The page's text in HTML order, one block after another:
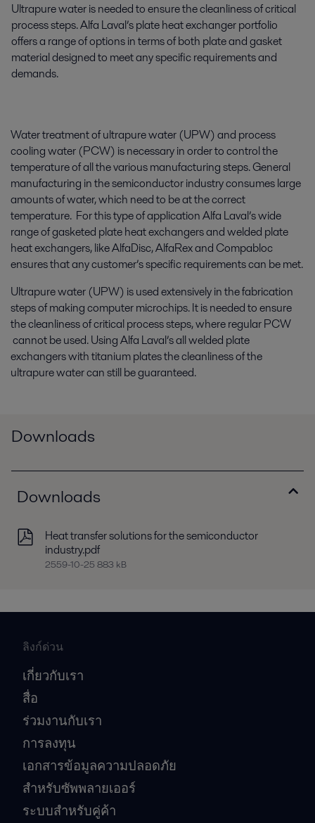
Ultrapure water is needed to ensure the cleanliness of critical
process steps. Alfa Laval’s plate heat exchanger portfolio
offers a range of options in terms of both plate and gasket
material designed to meet any specific requirements and
demands.
Water treatment of ultrapure water (UPW) and process
cooling water (PCW) is necessary in order to control the
temperature of all the various manufacturing steps. General
manufacturing in the semiconductor industry consumes large
amounts of water, which need to be at the correct
temperature. For this type of application Alfa Laval’s wide
range of gasketed plate heat exchangers and welded plate
heat exchangers, like AlfaDisc, AlfaRex and Compabloc
ensures that any customer’s specific requirements can be met.
Ultrapure water (UPW) is used extensively in the fabrication
steps of making computer microchips. It is needed to ensure
the cleanliness of critical process steps, where regular PCW
cannot be used. Using Alfa Laval’s all welded plate
exchangers with titanium plates the cleanliness of the
ultrapure water can still be guaranteed.
Downloads
Downloads
Heat transfer solutions for the semiconductor
industry.pdf
2559-10-25 883 kB
ลิงก์ด่วน
เกี่ยวกับเรา
สื่อ
ร่วมงานกับเรา
การลงทุน
เอกสารข้อมูลความปลอดภัย
สำหรับซัพพลายเออร์
ระบบสำหรับคู่ค้า